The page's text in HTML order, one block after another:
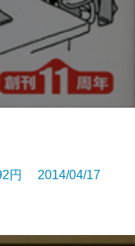
円 2014/04/17